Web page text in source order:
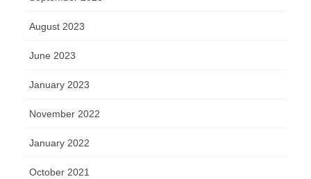
August 2023
June 2023
January 2023
November 2022
January 2022
October 2021